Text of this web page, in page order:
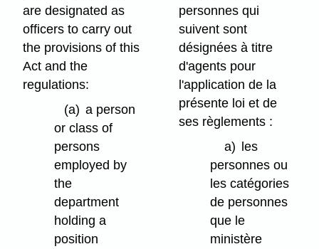
are designated as
officers to carry out
the provisions of this
Act and the
regulations:
(a) a person
or class of
persons
employed by
the
department
holding a
position
personnes qui
suivent sont
désignées à titre
d'agents pour
l'application de la
présente loi et de
ses règlements :
a) les
personnes ou
les catégories
de personnes
que le
ministère